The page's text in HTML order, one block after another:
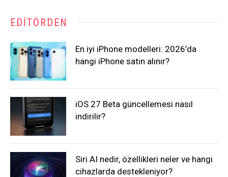
EDITÖRDEN
En iyi iPhone modelleri: 2026’da
hangi iPhone satın alınır?
iOS 27 Beta güncellemesi nasıl
indirilir?
Siri AI nedir, özellikleri neler ve hangi
cihazlarda destekleniyor?